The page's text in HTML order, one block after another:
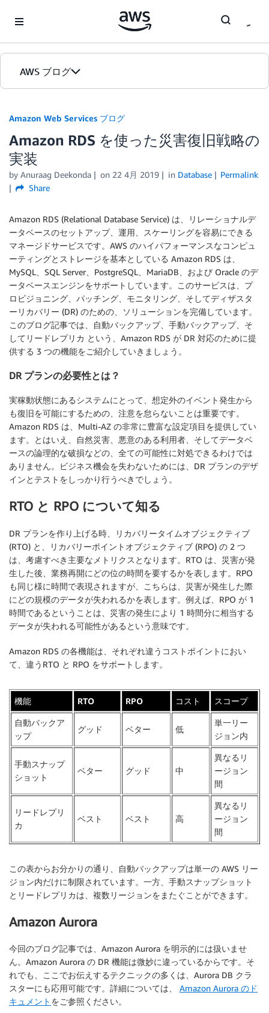
AWS ブログ
カテゴリ
エディション
Amazon Web Services ブログ
Amazon RDS を使った災害復旧戦略の
実装
by Anuraag Deekonda on 22 4月 2019 in Database
Permalink
Share
Amazon RDS (Relational Database Service) は、リレーショナルデ
ータベースのセットアップ、運用、スケーリングを容易にできる
マネージドサービスです。AWS のハイパフォーマンスなコンピュ
ーティングとストレージを基本としている Amazon RDS は、
MySQL、SQL Server、PostgreSQL、MariaDB、および Oracle のデ
ータベースエンジンをサポートしています。このサービスは、プ
ロビジョニング、パッチング、モニタリング、そしてディザスタ
ーリカバリー (DR) のための、ソリューションを完備しています。
このブログ記事では、自動バックアップ、手動バックアップ、そ
してリードレプリカ という、Amazon RDS が DR 対応のために提
供する 3 つの機能をご紹介していきましょう。
DR プランの必要性とは？
実稼動状態にあるシステムにとって、想定外のイベント発生から
も復旧を可能にするための、注意を怠らないことは重要です。
Amazon RDS は、Multi-AZ の非常に豊富な設定項目を提供してい
ます。とはいえ、自然災害、悪意のある利用者、そしてデータベ
ースの論理的な破損などの、全ての可能性に対処できるわけでは
ありません。ビジネス機会を失わないためには、DR プランのデザ
インとテストをしっかり行うべきでしょう。
RTO と RPO について知る
DR プランを作り上げる時、リカバリータイムオブジェクティブ
(RTO) と、リカバリーポイントオブジェクティブ (RPO) の 2 つ
は、考慮すべき主要なメトリクスとなります。RTO は、災害が発
生した後、業務再開にどの位の時間を要するかを表します。RPO
も同じ様に時間で表現されますが、こちらは、災害が発生した際
にどの規模のデータが失われるかを表します。例えば、RPO が 1
時間であるということは、災害の発生により 1 時間分に相当する
データが失われる可能性があるという意味です。
Amazon RDS の各機能は、それぞれ違うコストポイントにおい
て、違うRTO と RPO をサポートします。
機能 RTO RPO コスト スコープ
自動バックア
ップ
グッド ベター 低
単一リー
ジョン内
手動スナップ
ショット
ベター グッド 中
異なるリ
ージョン
間
リードレプリ
カ
ベスト ベスト 高
異なるリ
ージョン
間
この表からお分かりの通り、自動バックアップは単一の AWS リー
ジョン内だけに制限されています。一方、手動スナップショット
とリードレプリカは、複数リージョンをまたぐことができます。
Amazon Aurora
今回のブログ記事では、Amazon Aurora を明示的には扱いませ
ん。Amazon Aurora の DR 機能は微妙に違っているからです。そ
れでも、ここでお伝えするテクニックの多くは、Aurora DB クラ
スターにも応用可能です。詳細については、 Amazon Aurora のド
キュメント をご参照ください。